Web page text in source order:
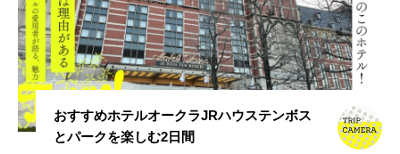
おすすめホテルオークラJRハウステンボス
とパークを楽しむ2日間